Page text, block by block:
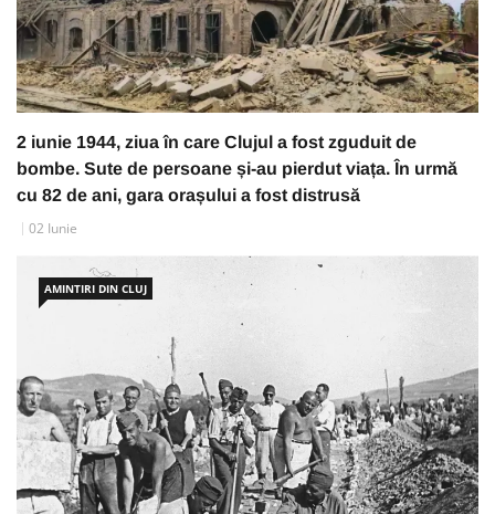
2 iunie 1944, ziua în care Clujul a fost zguduit de
bombe. Sute de persoane și-au pierdut viața. În urmă
cu 82 de ani, gara orașului a fost distrusă
02 Iunie
AMINTIRI DIN CLUJ